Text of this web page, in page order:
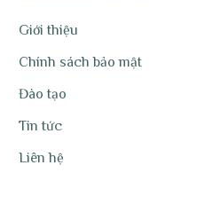
Giới thiệu
Chính sách bảo mật
Đào tạo
Tin tức
Liên hệ